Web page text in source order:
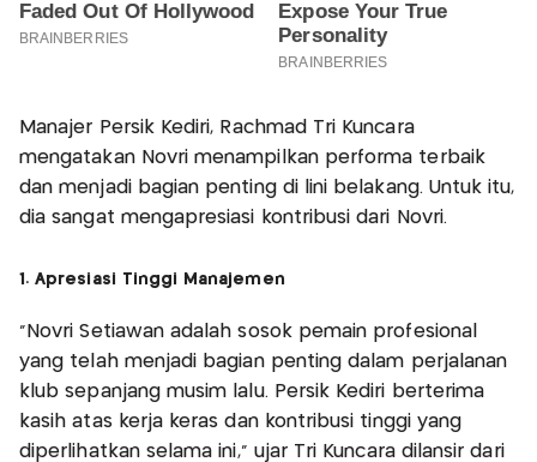
Manajer Persik Kediri, Rachmad Tri Kuncara
mengatakan Novri menampilkan performa terbaik
dan menjadi bagian penting di lini belakang. Untuk itu,
dia sangat mengapresiasi kontribusi dari Novri.
1. Apresiasi Tinggi Manajemen
"Novri Setiawan adalah sosok pemain profesional
yang telah menjadi bagian penting dalam perjalanan
klub sepanjang musim lalu. Persik Kediri berterima
kasih atas kerja keras dan kontribusi tinggi yang
diperlihatkan selama ini," ujar Tri Kuncara dilansir dari